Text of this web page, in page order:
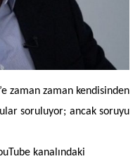
zaman zaman kendisinden
soruluyor; ancak soruyu
kanalındaki